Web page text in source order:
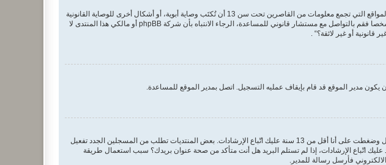
COPPA، أو قانون حماية خصوصية الأطفال على الويب هو قانون في الولايات المتحدة الأمريكية صدر في عام 1998 يطلب من المواقع التي تجمع معلومات من القاصرين تحت سن 13 أن تُكتَب وصاية أبوية، أو أشكال أخرى للوصاية القانونية
بأن يسمحوا بجمع معلومات خاصة معرفة من القاصر تحت سن 13. إذا كنت غير متأكد إذا كان ينطبق عليك هذا القانون بوصفك شخصا فقم بالتواصل مع مستشار قانوني للمساعدة، الرجاء الانتباه بأن شركة phpBB أو مالكي هذا المنتدى لا
أو غير لائقة؟“ .
مدير الموقع قد قام بإيقاف عمليه التسجيل. اتصل بمدير الموقع للمساعدة.
أولًا تأكد من إدخالك اسم المستخدم وكلمة المرور الصحيحين. إن كانتا صحيحتين فقد حدث أحد أمرين. إذا كان دعم COPPA فعال وضغطت على أنا أقل من 13 سنة عليك اتّباع الإرشادات. بعض المنتديات تطلب من المسجلين الجدد تفعيل
اتّباع الإرشادات، إذا لم تستلم البريد هل أنت متأكد من صحة عنوان بريدك؟ سبب استعمال طريقة
فأرسل رسالة للمدير.